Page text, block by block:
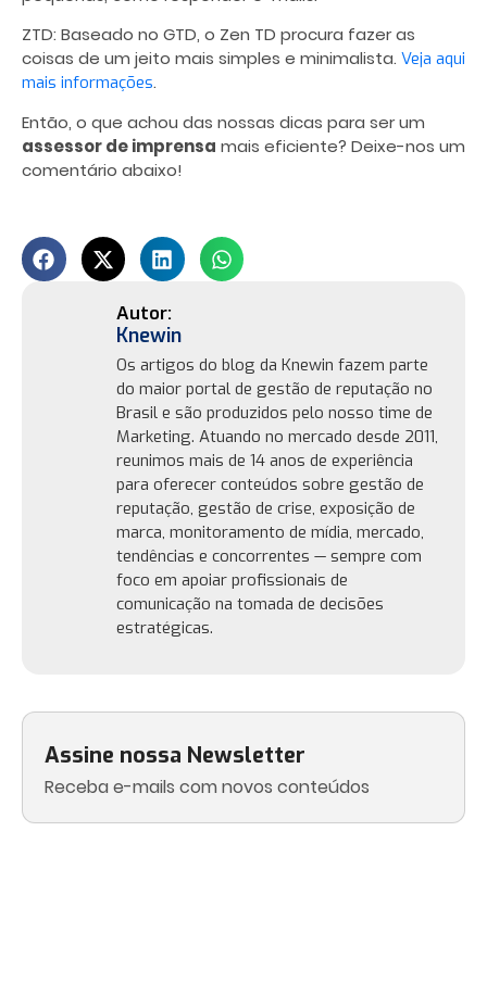
Assine nossa Newsletter
Receba e-mails com novos conteúdos
ZTD: Baseado no GTD, o Zen TD procura fazer as
coisas de um jeito mais simples e minimalista. Veja aqui
mais informações.
Então, o que achou das nossas dicas para ser um
assessor de imprensa mais eficiente? Deixe-nos um
comentário abaixo!
Knewin
Os artigos do blog da Knewin fazem parte
do maior portal de gestão de reputação no
Brasil e são produzidos pelo nosso time de
Marketing. Atuando no mercado desde 2011,
reunimos mais de 14 anos de experiência
para oferecer conteúdos sobre gestão de
reputação, gestão de crise, exposição de
marca, monitoramento de mídia, mercado,
tendências e concorrentes — sempre com
foco em apoiar profissionais de
comunicação na tomada de decisões
estratégicas.